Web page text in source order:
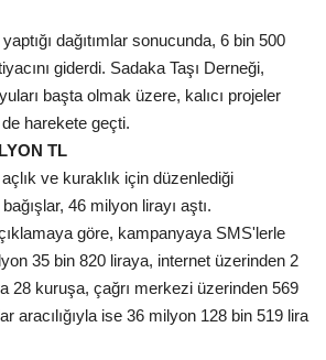
dağıtımlar sonucunda, 6 bin 500
giderdi. Sadaka Taşı Derneği,
başta olmak üzere, kalıcı projeler
harekete geçti.
TL
açlık ve kuraklık için düzenlediği
46 milyon lirayı aştı.
göre, kampanyaya SMS'lerle
35 bin 820 liraya, internet üzerinden 2
28 kuruşa, çağrı merkezi üzerinden 569
aracılığıyla ise 36 milyon 128 bin 519 lira